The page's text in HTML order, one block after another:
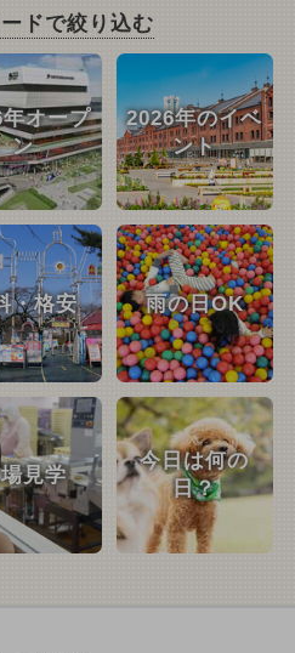
ドで絞り込む
オープ
ン
2026年のイベ
ント
・格安 雨の日OK
見学
今日は何の
日？